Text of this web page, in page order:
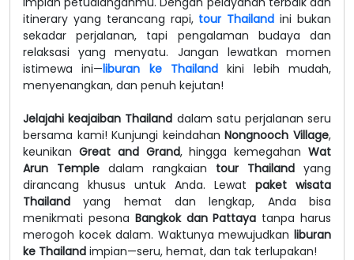
itinerary yang terancang rapi, tour Thailand ini bukan
sekadar perjalanan, tapi pengalaman budaya dan
relaksasi yang menyatu. Jangan lewatkan momen
istimewa ini—liburan ke Thailand kini lebih mudah,
menyenangkan, dan penuh kejutan!
Jelajahi keajaiban Thailand dalam satu perjalanan seru
bersama kami! Kunjungi keindahanNongnooch Village,
keunikan Great and Grand, hingga kemegahanWat
Arun Temple dalam rangkaian tour Thailand yang
dirancang khusus untuk Anda. Lewat paket wisata
Thailand yang hemat dan lengkap, Anda bisa
menikmati pesona Bangkok dan Pattaya tanpa harus
merogoh kocek dalam. Waktunya mewujudkan liburan
ke Thailand impian—seru, hemat, dan tak terlupakan!